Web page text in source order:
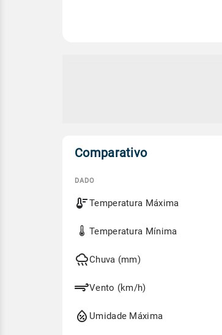
Comparativo
Comparativo
entre
previsão
amanhã
DADO
Temperatura Máxima
Temperatura Mínima
Chuva (mm)
Vento (km/h)
Umidade Máxima